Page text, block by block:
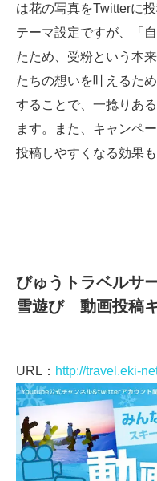
は花の写真をTwitterに
テーマ設定ですが、「
たため、受粉という本
たちの想いを叶えるた
することで、一捻りあ
ます。また、キャンペ
投稿しやすくなる効果も
びゅうトラベルサ
雪遊び 動画投稿
URL： http://travel.eki-